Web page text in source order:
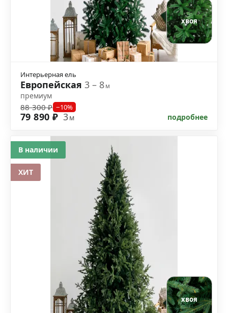
хвоя
Интерьерная ель
Европейская 3 – 8м
премиум
88 300 ₽ −10%
79 890 ₽ 3м подробнее
хвоя
В наличии
ХИТ